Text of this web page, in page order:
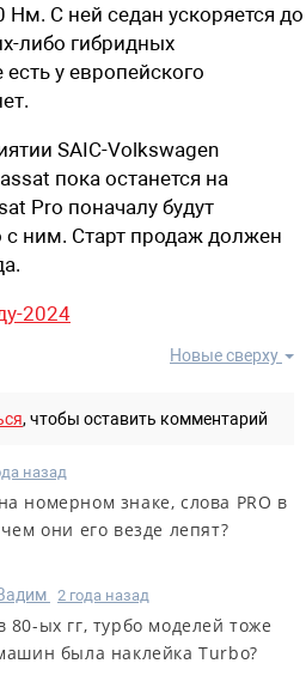
Нм. С ней седан ускоряется до
либо гибридных
у европейского
SAIC-Volkswagen
пока останется на
Pro поначалу будут
с ним. Старт продаж должен
2024
Новые сверху
, чтобы оставить комментарий
назад
номерном знаке, слова PRO в
они его везде лепят?
2 года назад
80-ых гг, турбо моделей тоже
была наклейка Turbo?